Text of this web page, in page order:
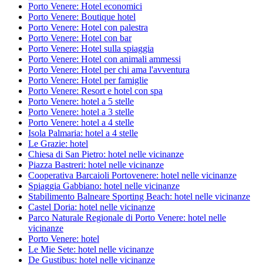
Porto Venere: Hotel economici
Porto Venere: Boutique hotel
Porto Venere: Hotel con palestra
Porto Venere: Hotel con bar
Porto Venere: Hotel sulla spiaggia
Porto Venere: Hotel con animali ammessi
Porto Venere: Hotel per chi ama l'avventura
Porto Venere: Hotel per famiglie
Porto Venere: Resort e hotel con spa
Porto Venere: hotel a 5 stelle
Porto Venere: hotel a 3 stelle
Porto Venere: hotel a 4 stelle
Isola Palmaria: hotel a 4 stelle
Le Grazie: hotel
Chiesa di San Pietro: hotel nelle vicinanze
Piazza Bastreri: hotel nelle vicinanze
Cooperativa Barcaioli Portovenere: hotel nelle vicinanze
Spiaggia Gabbiano: hotel nelle vicinanze
Stabilimento Balneare Sporting Beach: hotel nelle vicinanze
Castel Doria: hotel nelle vicinanze
Parco Naturale Regionale di Porto Venere: hotel nelle
vicinanze
Porto Venere: hotel
Le Mie Sete: hotel nelle vicinanze
De Gustibus: hotel nelle vicinanze